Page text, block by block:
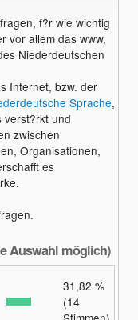
f?r wie wichtig
vor allem das www,
Niederdeutschen
Internet, bzw. der
Sprache,
verst?rkt und
zwischen
Organisationen,
es
Auswahl möglich)
31,82 %
(14